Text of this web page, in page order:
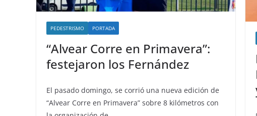
PEDESTRISMO PORTADA
“Alvear Corre en Primavera”:
festejaron los Fernández
El pasado domingo, se corrió una nueva edición de
“Alvear Corre en Primavera” sobre 8 kilómetros con